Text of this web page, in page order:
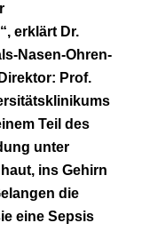
erklärt Dr.
Nasen-Ohren-
Prof.
Teil des
unter
ins Gehirn
die
eine Sepsis